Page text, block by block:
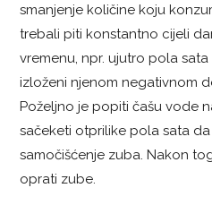
smanjenje količine koju
trebali piti konstantno cijeli
vremenu, npr. ujutro pola
izloženi njenom negativnom
Poželjno je popiti čašu vode
sačeketi otprilike pola sata
samočišćenje zuba. Nakon
oprati zube.